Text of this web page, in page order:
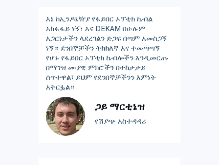
እኔ ከኢንዶኔዥያ የፋይበር ኦፕቲክ ኬብል
አከፋፋይ ነኝ፣ እና DEKAM በሁሉም
አጋርነታችን ላደረገልን ድጋፍ በጣም አመስጋኝ
ነኝ። ደንበኞቻችን ትክክለኛ እና ተመጣጣኝ
የሆኑ የፋይበር ኦፕቲክ ኬብሎችን እንዲመርጡ
በማገዝ ሙያዊ ምክሮችን በተከታታይ
ሰጥተዋል፣ ይህም የደንበኞቻችንን እምነት
አትርፏል።
ጋይ ማርቲኔዝ
የሽያጭ አስተዳዳሪ